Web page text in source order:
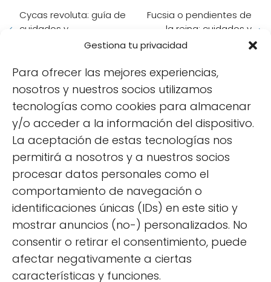
Gestiona tu privacidad
Para ofrecer las mejores experiencias,
nosotros y nuestros socios utilizamos
tecnologías como cookies para almacenar
y/o acceder a la información del dispositivo.
La aceptación de estas tecnologías nos
permitirá a nosotros y a nuestros socios
procesar datos personales como el
comportamiento de navegación o
identificaciones únicas (IDs) en este sitio y
mostrar anuncios (no-) personalizados. No
consentir o retirar el consentimiento, puede
afectar negativamente a ciertas
características y funciones.
Cycas revoluta: guía de
cuidados y
características
Fucsia o pendientes de
la reina: cuidados y
características
También puedes leer:
Peonias: significado y simbología